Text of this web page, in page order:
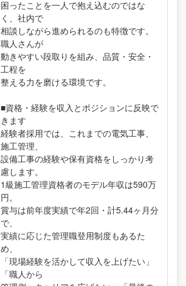
困ったことを一人で抱え込むのではな
く、社内で
相談しながら進められるのも特徴です。
職人さんが
動きやすい段取りを組み、品質・安全・
工程を
整える力を磨ける環境です。
■資格・経験を収入とポジションに反映で
きます
経験者採用では、これまでの電気工事、
施工管理、
設備工事の経験や保有資格をしっかり考
慮します。
1級施工管理資格者のモデル年収は590万
円。
賞与は前年度実績で年2回・計5.44ヶ月分
で、
実績に応じた管理職登用制度もあるた
め、
「現場経験を活かして収入を上げたい」
「職人から